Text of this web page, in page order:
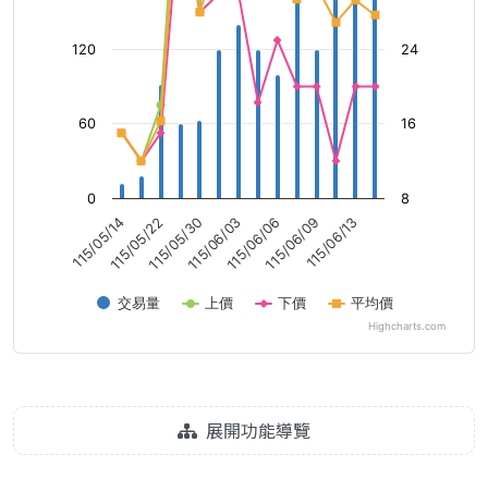
115/05/14115/05/22115/05/30115/06/03115/06/06115/06/09115/06/13
0
60
120
8
16
24
交易量 上價 下價 平均價
Highcharts.com
展開功能導覽